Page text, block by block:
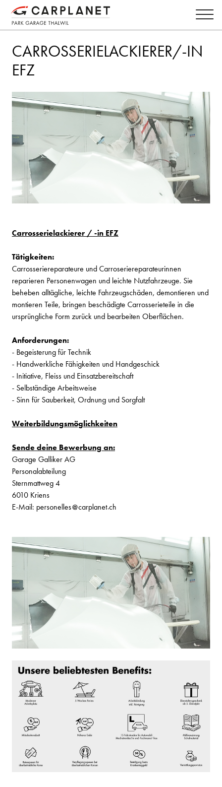
CARROSSERIELACKIERER/-IN
EFZ
Carrosserielackierer / -in EFZ
Tätigkeiten:
Carrosseriereparateure und Carroseriereparateurinnen
reparieren Personenwagen und leichte Nutzfahrzeuge. Sie
beheben alltägliche, leichte Fahrzeugschäden, demontieren und
montieren Teile, bringen beschädigte Carrosserieteile in die
ursprüngliche Form zurück und bearbeiten Oberflächen.
Anforderungen:
- Begeisterung für Technik
- Handwerkliche Fähigkeiten und Handgeschick
- Initiative, Fleiss und Einsatzbereitschaft
- Selbständige Arbeitsweise
- Sinn für Sauberkeit, Ordnung und Sorgfalt
Weiterbildungsmöglichkeiten
Sende deine Bewerbung an:
Garage Galliker AG
Personalabteilung
Sternmattweg 4
6010 Kriens
E-Mail: personelles carplanetch